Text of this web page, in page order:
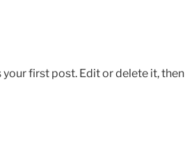
first post. Edit or delete it, then